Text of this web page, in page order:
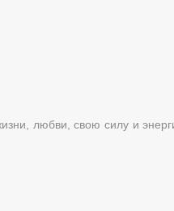
любви, свою силу и